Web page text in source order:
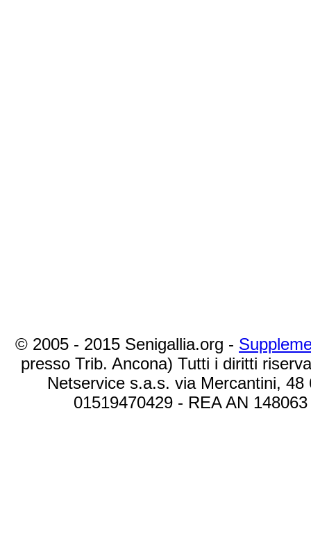
© 2005 - 2015 Senigallia.org -
presso Trib. Ancona) Tutti i diritti
Netservice s.a.s. via Mercantini,
01519470429 - REA AN